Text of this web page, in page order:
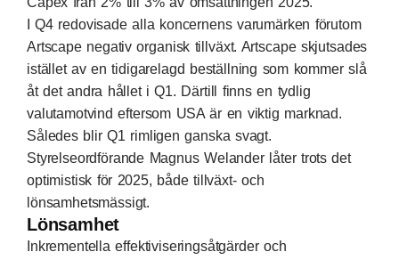
I Q4 redovisade alla koncernens varumärken förutom
Artscape negativ organisk tillväxt. Artscape skjutsades
istället av en tidigarelagd beställning som kommer slå
åt det andra hållet i Q1. Därtill finns en tydlig
valutamotvind eftersom USA är en viktig marknad.
Således blir Q1 rimligen ganska svagt.
Styrelseordförande Magnus Welander låter trots det
optimistisk för 2025, både tillväxt- och
lönsamhetsmässigt.
Lönsamhet
Inkrementella effektiviseringsåtgärder och